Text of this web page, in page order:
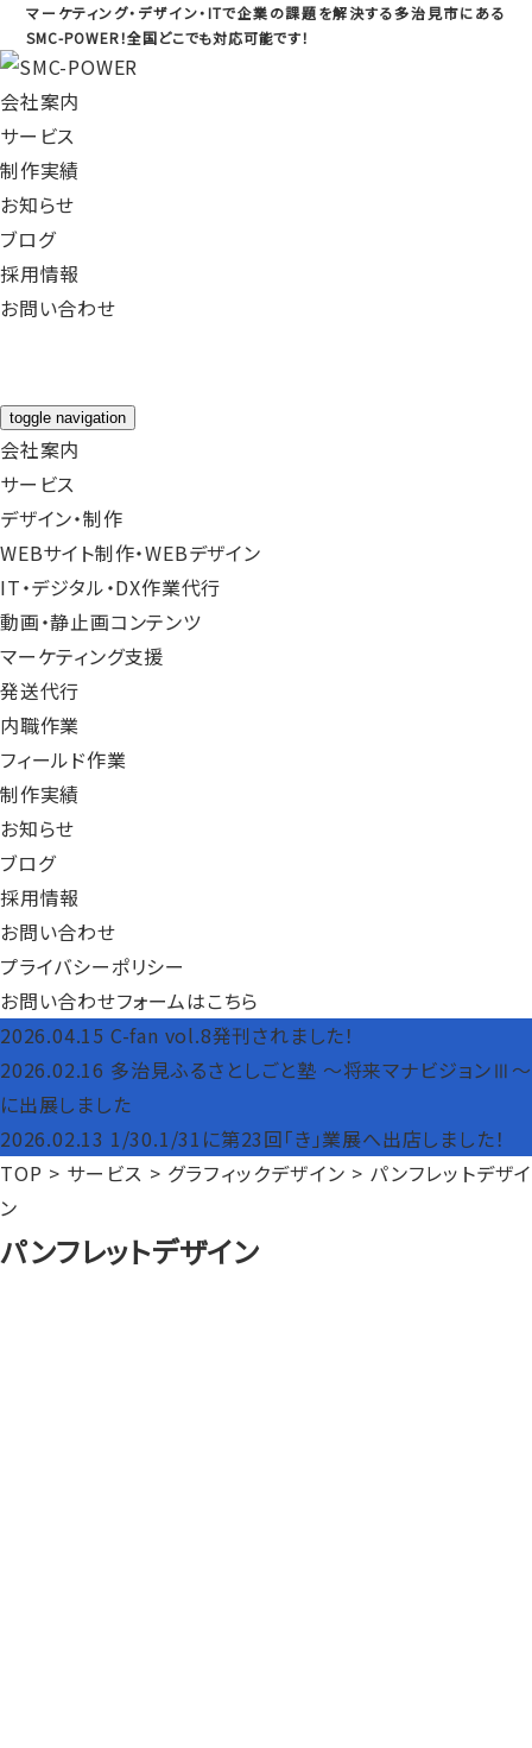
マーケティング・デザイン・ITで企業の課題を解決する多治見市にある
SMC-POWER！全国どこでも対応可能です！
会社案内
サービス
制作実績
お知らせ
ブログ
採用情報
お問い合わせ
toggle navigation
会社案内
サービス
デザイン・制作
WEBサイト制作・WEBデザイン
IT・デジタル・DX作業代行
動画・静止画コンテンツ
マーケティング支援
発送代行
内職作業
フィールド作業
制作実績
お知らせ
ブログ
採用情報
お問い合わせ
プライバシーポリシー
お問い合わせフォームはこちら
2026.04.15 C-fan vol.8発刊されました！
2026.02.16 多治見ふるさとしごと塾 ～将来マナビジョンⅢ～
に出展しました
2026.02.13 1/30.1/31に第23回「き」業展へ出店しました！
TOP > サービス > グラフィックデザイン > パンフレットデザイ
ン
パンフレットデザイン